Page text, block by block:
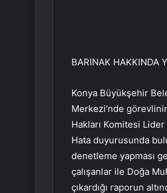
BARINAK HAKKINDA
Konya Büyükşehir
Merkezi’nde
Hakları Komitesi
Hata duyurusunda
denetleme yapması
çalışanlar ile Doğa
çıkardığı raporun